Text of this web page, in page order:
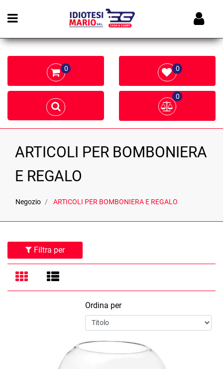
Open menu
0 0
0
ARTICOLI PER BOMBONIERA
E REGALO
Negozio ARTICOLI PER BOMBONIERA E REGALO
Filtra per
Ordina per